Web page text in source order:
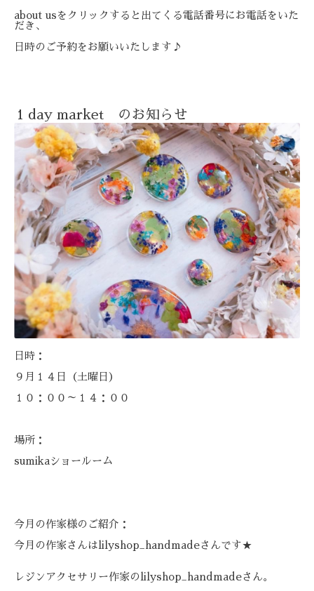
about usをクリックすると出てくる電話番号にお電話をいた
だき、
日時のご予約をお願いいたします♪
1 day market のお知らせ
日時：
９月１４日（土曜日）
１０：００～１４：００
場所：
sumikaショールーム
今月の作家様のご紹介：
今月の作家さんはlilyshop_handmadeさんです★
レジンアクセサリー作家のlilyshop_handmadeさ ん。